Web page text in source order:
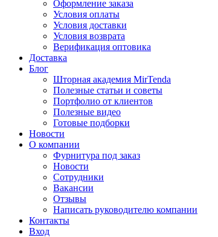
Оформление заказа
Условия оплаты
Условия доставки
Условия возврата
Верификация оптовика
Доставка
Блог
Шторная академия MirTenda
Полезные статьи и советы
Портфолио от клиентов
Полезные видео
Готовые подборки
Новости
О компании
Фурнитура под заказ
Новости
Сотрудники
Вакансии
Отзывы
Написать руководителю компании
Контакты
Вход